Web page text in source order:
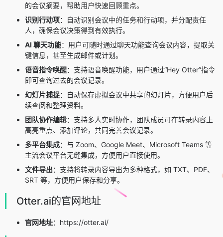
的会议摘要，帮助用户快速回顾重点。
识别行动项：自动识别会议中的任务和行动项，并分配责任
人，确保会议决策得到有效执行。
AI 聊天功能：用户可随时通过聊天功能查询会议内容，提取关
键信息，甚至生成邮件或计划。
语音指令唤醒：支持语音唤醒功能，用户通过“Hey Otter”指令
即可查询过去的会议记录。
幻灯片捕捉：自动保存虚拟会议中共享的幻灯片，方便用户后
续查阅和整理资料。
团队协作编辑：支持多人实时协作，团队成员可在转录内容上
高亮重点、添加评论，共同完善会议记录。
多平台集成：与 Zoom、Google Meet、Microsoft Teams 等
主流会议平台无缝集成，方便用户直接使用。
文件导出：支持将转录内容导出为多种格式，如 TXT、PDF、
SRT 等，方便用户保存和分享。
Otter.ai的官网地址
官网地址：https://otter.ai/